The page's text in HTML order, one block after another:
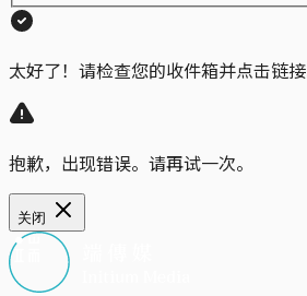
太好了！请检查您的收件箱并点击链接
抱歉，出现错误。请再试一次。
关闭